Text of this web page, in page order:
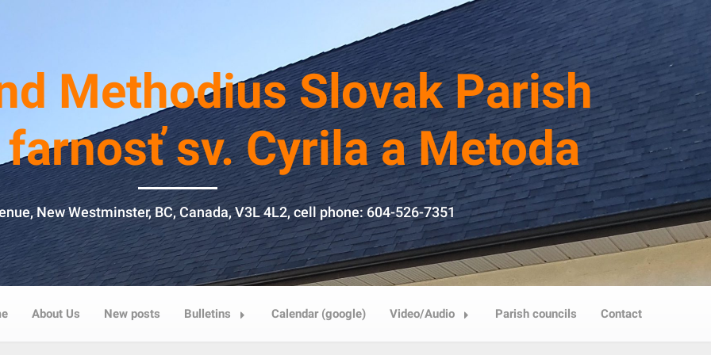
Methodius Slovak Parish
sv. Cyrila a Metoda
New Westminster, BC, Canada, V3L 4L2, cell phone: 604-526-7351
About Us New posts Bulletins Calendar (google) Video/Audio Parish councils Contact